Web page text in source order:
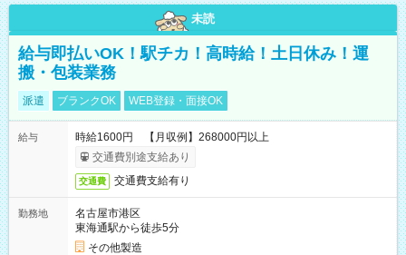
未読
給与即払いOK！駅チカ！高時給！土日休み！運
搬・包装業務
派遣 ブランクOK WEB登録・面接OK
給与
時給1600円 【月収例】268000円以上
交通費別途支給あり
交通費 交通費支給有り
勤務地
名古屋市港区
東海通駅から徒歩5分
その他製造